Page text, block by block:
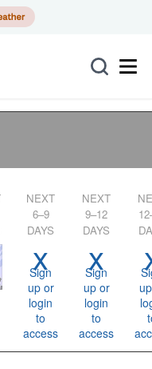
NEXT
6–9
DAYS
x
Sign
up or
login
to
access
NEXT
9–12
DAYS
x
Sign
up or
login
to
access
NEXT